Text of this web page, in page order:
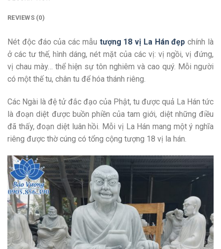
REVIEWS (0)
Nét độc đáo của các mẫu tượng 18 vị La Hán đẹp chính là
ở các tư thế, hình dáng, nét mặt của các vị: vị ngồi, vị đứng,
vị chau mày… thể hiện sự tôn nghiêm và cao quý. Mỗi người
có một thế tu, chân tu để hóa thánh riêng.
Các Ngài là đệ tử đắc đạo của Phật, tu được quả La Hán tức
là đoạn diệt được buồn phiền của tam giới, diệt những điều
đã thấy, đoạn diệt luân hồi. Mỗi vị La Hán mang một ý nghĩa
riêng được thờ cúng có tổng cộng tượng 18 vị la hán.